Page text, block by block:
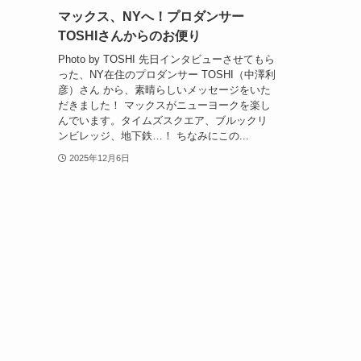
マックス、NYへ！プロダンサー
TOSHIさんからのお便り
Photo by TOSHI 先日インタビューさせてもら
った、NY在住のプロダンサー TOSHI（中澤利
彦）さん から、素晴らしいメッセージをいた
だきました！ マックスがニューヨークを楽し
んでいます。タイムズスクエア、ブルックリ
ンビレッジ、地下鉄…！ ちなみにこの...
2025年12月6日